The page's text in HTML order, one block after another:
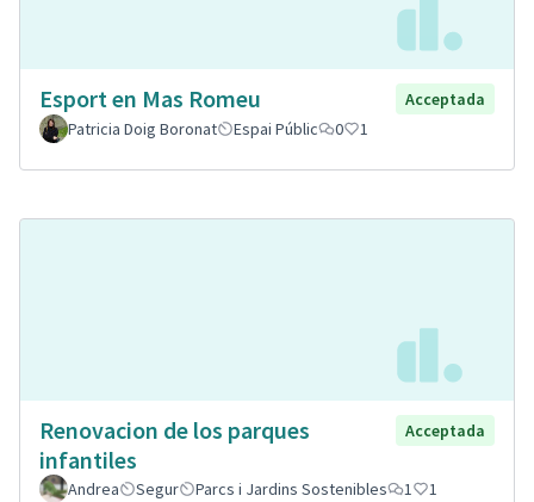
Esport en Mas Romeu
Acceptada
Patricia Doig Boronat
Espai Públic 0 1
Renovacion de los parques
infantiles
Acceptada
Andrea Segur Parcs i Jardins Sostenibles 1 1